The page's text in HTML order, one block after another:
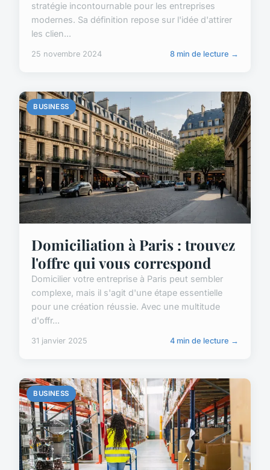
stratégie incontournable pour les entreprises
modernes. Sa définition repose sur l'idée d'attirer
les clien...
25 novembre 2024 8 min de lecture →
BUSINESS
Domiciliation à Paris : trouvez
l'offre qui vous correspond
Domicilier votre entreprise à Paris peut sembler
complexe, mais il s'agit d'une étape essentielle
pour une création réussie. Avec une multitude
d'offr...
31 janvier 2025 4 min de lecture →
BUSINESS